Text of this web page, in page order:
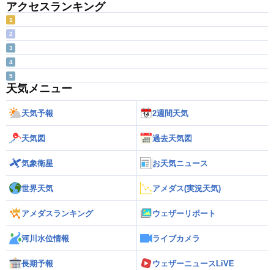
アクセスランキング
1
2
3
4
5
天気メニュー
天気予報 2週間天気
天気図 過去天気図
気象衛星 お天気ニュース
世界天気 アメダス(実況天気)
アメダスランキング ウェザーリポート
河川水位情報 ライブカメラ
長期予報 ウェザーニュースLiVE